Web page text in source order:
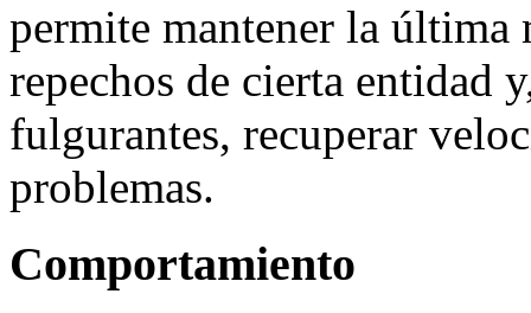
permite mantener la última
repechos de cierta entidad
fulgurantes, recuperar
problemas.
Comportamiento